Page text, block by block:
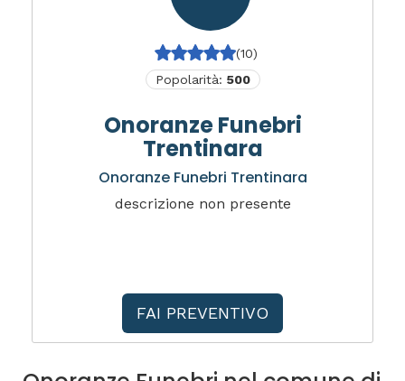
(10)
Popolarità: 500
Onoranze Funebri
Trentinara
Onoranze Funebri Trentinara
descrizione non presente
FAI PREVENTIVO